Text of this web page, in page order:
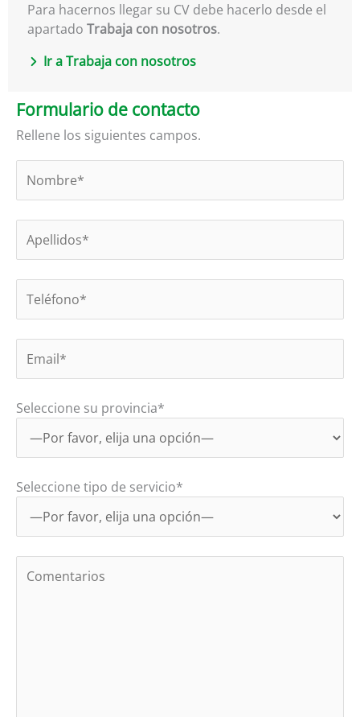
Para hacernos llegar su CV debe hacerlo desde el
apartado Trabaja con nosotros.
Ir a Trabaja con nosotros
Formulario de contacto
Rellene los siguientes campos.
Seleccione su provincia*
Seleccione tipo de servicio*